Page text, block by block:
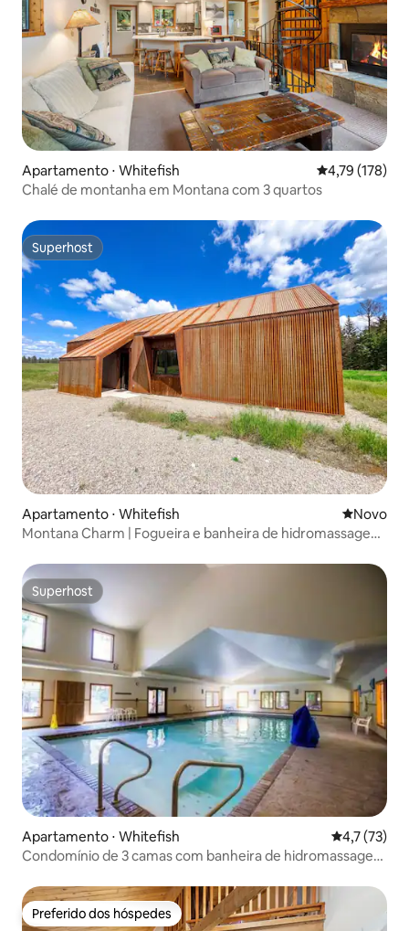
Apartamento ⋅ Whitefish 4,79 de uma
4,79 (178)
Chalé de montanha em Montana com 3 quartos
Superhost
Superhost
Apartamento ⋅ Whitefish Novo
Novo
Montana Charm | Fogueira e banheira de hidromassagem
Superhost
Superhost
Apartamento ⋅ Whitefish 4,7 de uma
4,7 (73)
Condomínio de 3 camas com banheira de hidromassagem
Preferido dos hóspedes
Preferido dos hóspedes